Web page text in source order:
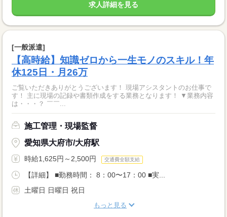
求人詳細を見る
[一般派遣]
【高時給】知識ゼロから一生モノのスキル！年
休125日・月26万
ご覧いただきありがとうございます！ 現場アシスタントのお仕事で
す！ 主に現場の記録や書類作成をする業務となります！ ▼業務内容
は・・・？ ￣￣...
施工管理・現場監督
愛知県大府市/大府駅
時給1,625円～2,500円 交通費全額支給
【詳細】 ■勤務時間： 8：00〜17：00 ■実...
土曜日 日曜日 祝日
もっと見る